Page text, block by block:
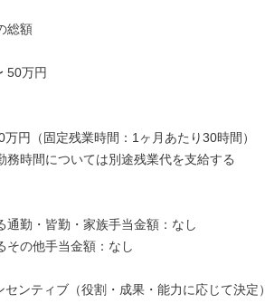
総額
50万円
円（固定残業時間：1ヶ月あたり30時間）
務時間については別途残業代を支給する
通勤・皆勤・家族手当金額：なし
その他手当金額：なし
ンティブ（役割・成果・能力に応じて決定）